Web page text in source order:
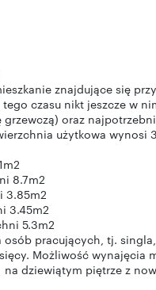
znajdujące się
czasu nikt jeszcze w
grzewczą) oraz
użytkowa wynosi
8.7m2
3.85m2
3.45m2
5.3m2
osób pracujących, tj.
Możliwość wynajęcia
dziewiątym piętrze z